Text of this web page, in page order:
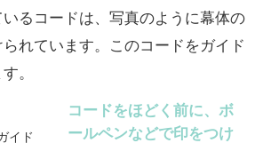
るコードは、写真のように幕体の
れています。このコードをガイド
。
コードをほどく前に、ボ
ールペンなどで印をつけ